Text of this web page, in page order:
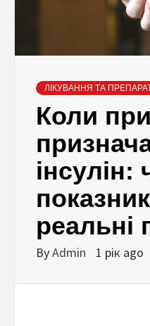
ЛІКУВАННЯ ТА
Коли при
інсулін:
реальні
ByAdmin 1 рік ago